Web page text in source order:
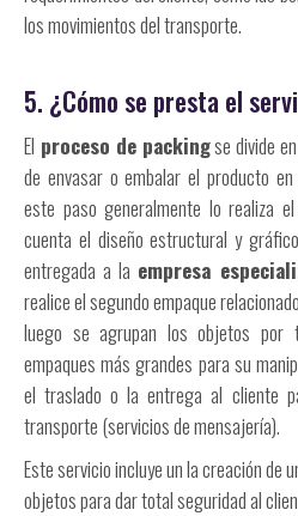
los movimientos del transporte.
5. ¿Cómo se presta el
El proceso de packingse divide
de envasar o embalar el producto
este paso generalmente lo realiza
cuenta el diseño estructural y
entregada a la empresa
realice el segundo empaque
luego se agrupan los objetos por
empaques más grandes para su
el traslado o la entrega al cliente
transporte (servicios de mensajería).
Este servicio incluye un la creación de
objetos para dar total seguridad al